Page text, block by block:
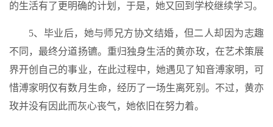
的生活有了更明确的计划，于是，她又回到学校继续学习。
5、毕业后，她与师兄方协文结婚，但二人却因为志趣
不同，最终分道扬镳。重归独身生活的黄亦玫，在艺术策展
界开创自己的事业，在此过程中，她遇见了知音溥家明，可
惜溥家明仅有数月生命，经历了一场生离死别。不过，黄亦
玫并没有因此而灰心丧气，她依旧在努力着。